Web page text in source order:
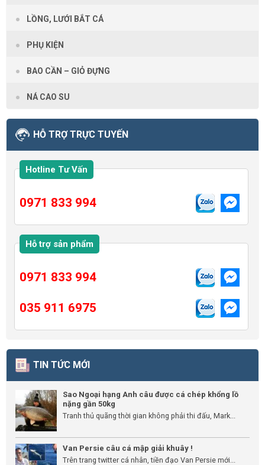
LỒNG, LƯỚI BẮT CÁ
PHỤ KIỆN
BAO CẦN – GIỎ ĐỰNG
NÁ CAO SU
HỖ TRỢ TRỰC TUYẾN
Hotline Tư Vấn
0971 833 994
Hỗ trợ sản phẩm
0971 833 994
035 911 6975
TIN TỨC MỚI
Sao Ngoại hạng Anh câu được cá chép khổng lồ
nặng gần 50kg
Tranh thủ quãng thời gian không phải thi đấu, Mark...
Van Persie câu cá mập giải khuây !
Trên trang twitter cá nhân, tiền đạo Van Persie mới...